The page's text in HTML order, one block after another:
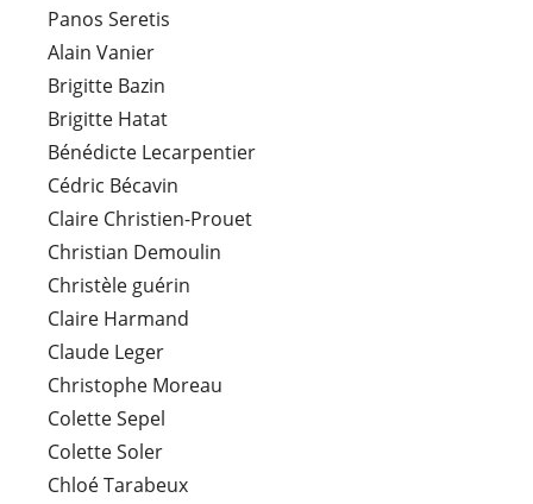
Panos Seretis
Alain Vanier
Brigitte Bazin
Brigitte Hatat
Bénédicte Lecarpentier
Cédric Bécavin
Claire Christien-Prouet
Christian Demoulin
Christèle guérin
Claire Harmand
Claude Leger
Christophe Moreau
Colette Sepel
Colette Soler
Chloé Tarabeux